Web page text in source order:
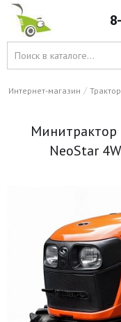
Интернет-магазин /
Минитрактор
NeoStar